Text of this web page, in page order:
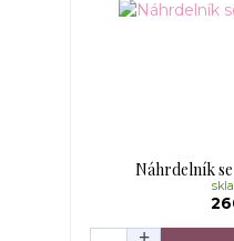
Náhrdelník